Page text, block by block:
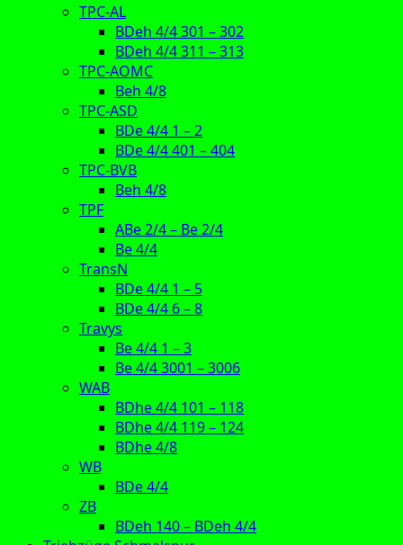
TPC-AL
BDeh 4/4 301 – 302
BDeh 4/4 311 – 313
TPC-AOMC
Beh 4/8
TPC-ASD
BDe 4/4 1 – 2
BDe 4/4 401 – 404
TPC-BVB
Beh 4/8
TPF
ABe 2/4 – Be 2/4
Be 4/4
TransN
BDe 4/4 1 – 5
BDe 4/4 6 – 8
Travys
Be 4/4 1 – 3
Be 4/4 3001 – 3006
WAB
BDhe 4/4 101 – 118
BDhe 4/4 119 – 124
BDhe 4/8
WB
BDe 4/4
ZB
BDeh 140 – BDeh 4/4